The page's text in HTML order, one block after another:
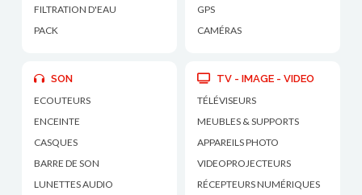
FILTRATION D'EAU
PACK
GPS
CAMÉRAS
SON
ECOUTEURS
ENCEINTE
CASQUES
BARRE DE SON
LUNETTES AUDIO
TV - IMAGE - VIDEO
TÉLÉVISEURS
MEUBLES & SUPPORTS
APPAREILS PHOTO
VIDEOPROJECTEURS
RÉCEPTEURS NUMÉRIQUES